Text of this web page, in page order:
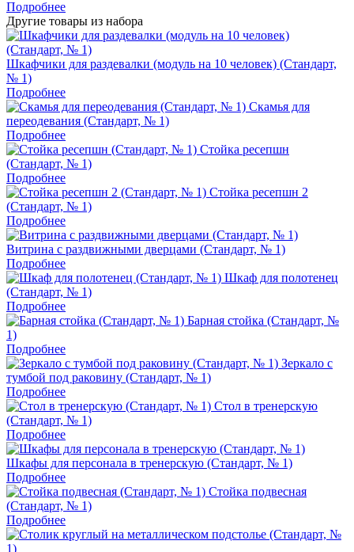
Подробнее
Другие товары из набора
Шкафчики для раздевалки (модуль на 10 человек) (Стандарт,
№ 1)
Подробнее
Скамья для
переодевания (Стандарт, № 1)
Подробнее
Стойка ресепшн
(Стандарт, № 1)
Подробнее
Стойка ресепшн 2
(Стандарт, № 1)
Подробнее
Витрина с раздвижными дверцами (Стандарт, № 1)
Подробнее
Шкаф для полотенец
(Стандарт, № 1)
Подробнее
Барная стойка (Стандарт, №
1)
Подробнее
Зеркало с
тумбой под раковину (Стандарт, № 1)
Подробнее
Стол в тренерскую
(Стандарт, № 1)
Подробнее
Шкафы для персонала в тренерскую (Стандарт, № 1)
Подробнее
Стойка подвесная
(Стандарт, № 1)
Подробнее